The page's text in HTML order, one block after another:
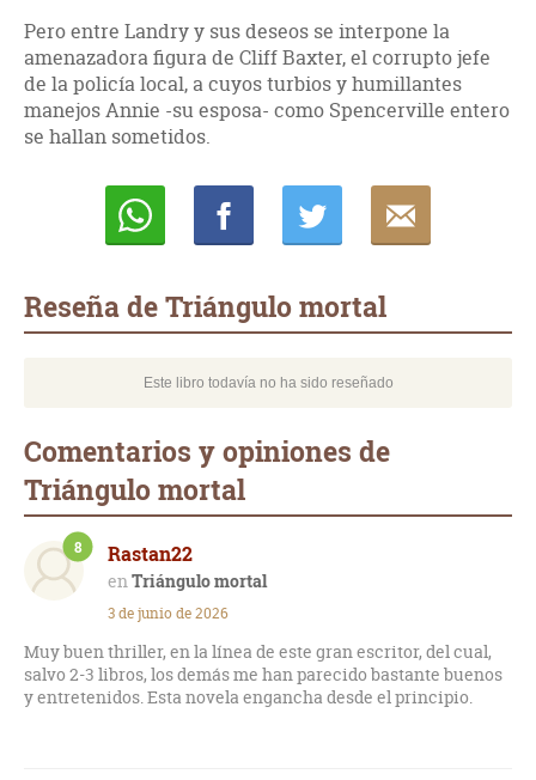
Pero entre Landry y sus deseos se interpone la
amenazadora figura de Cliff Baxter, el corrupto jefe
de la policía local, a cuyos turbios y humillantes
manejos Annie -su esposa- como Spencerville entero
se hallan sometidos.
Reseña de Triángulo mortal
Este libro todavía no ha sido reseñado
Comentarios y opiniones de
Triángulo mortal
Rastan22
Triángulo mortal
8
3 de junio de 2026
Muy buen thriller, en la línea de este gran escritor, del cual,
salvo 2-3 libros, los demás me han parecido bastante buenos
y entretenidos. Esta novela engancha desde el principio.